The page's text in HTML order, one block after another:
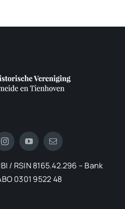
/ RSIN 8165.42.296 – Bank
0301 9522 48